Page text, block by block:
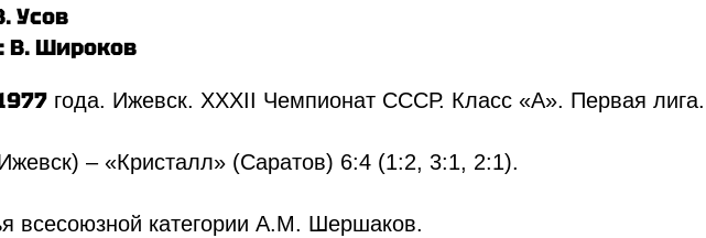
Усов
В. Широков
года. Ижевск. XXXII Чемпионат СССР. Класс «А». Первая лига.
– «Кристалл» (Саратов) 6:4 (1:2, 3:1, 2:1).
всесоюзной категории А.М. Шершаков.